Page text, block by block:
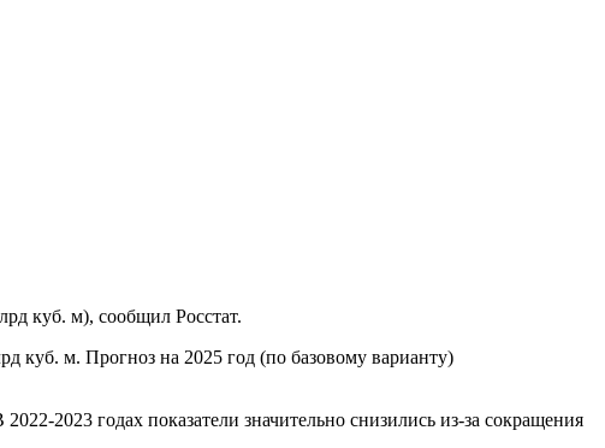
куб. м), сообщил Росстат.
куб. м. Прогноз на 2025 год (по базовому варианту)
2023 годах показатели значительно снизились из-за сокращения